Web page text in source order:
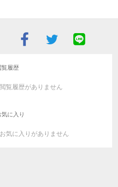
覧履歴
閲覧履歴がありません
気に入り
お気に入りがありません